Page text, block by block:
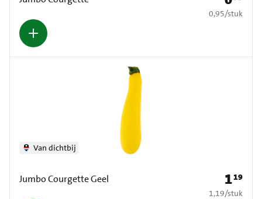
€ 0,95 per stuk
0,95/stuk
Jumbo Courgette Geel
Van dichtbij
Prijs: €
119
€ 1,19 per stuk
1,19/stuk